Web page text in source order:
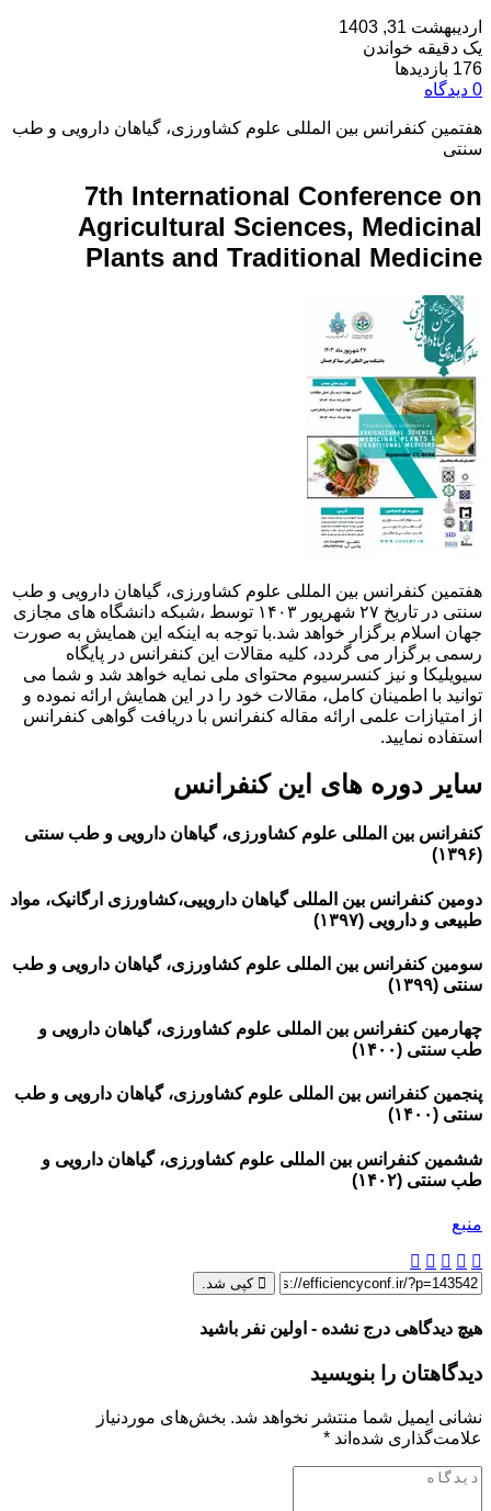
اردیبهشت 31, 1403
یک دقیقه خواندن
176 بازدیدها
0 دیدگاه
هفتمین کنفرانس بین المللی علوم کشاورزی، گیاهان دارویی و طب
سنتی
7th International Conference on
Agricultural Sciences, Medicinal
Plants and Traditional Medicine
هفتمین کنفرانس بین المللی علوم کشاورزی، گیاهان دارویی و طب
سنتی در تاریخ ۲۷ شهریور ۱۴۰۳ توسط ،شبکه دانشگاه های مجازی
جهان اسلام برگزار خواهد شد.با توجه به اینکه این همایش به صورت
رسمی برگزار می گردد، کلیه مقالات این کنفرانس در پایگاه
سیویلیکا و نیز کنسرسیوم محتوای ملی نمایه خواهد شد و شما می
توانید با اطمینان کامل، مقالات خود را در این همایش ارائه نموده و
از امتیازات علمی ارائه مقاله کنفرانس با دریافت گواهی کنفرانس
استفاده نمایید.
سایر دوره های این کنفرانس
کنفرانس بین المللی علوم کشاورزی، گیاهان دارویی و طب سنتی
(۱۳۹۶)
دومین کنفرانس بین المللی گیاهان داروییی،کشاورزی ارگانیک، مواد
طبیعی و دارویی (۱۳۹۷)
سومین کنفرانس بین المللی علوم کشاورزی، گیاهان دارویی و طب
سنتی (۱۳۹۹)
چهارمین کنفرانس بین المللی علوم کشاورزی، گیاهان دارویی و
طب سنتی (۱۴۰۰)
پنجمین کنفرانس بین المللی علوم کشاورزی، گیاهان دارویی و طب
سنتی (۱۴۰۰)
ششمین کنفرانس بین المللی علوم کشاورزی، گیاهان دارویی و
طب سنتی (۱۴۰۲)
منبع
کپی شد.
هیچ دیدگاهی درج نشده - اولین نفر باشید
دیدگاهتان را بنویسید
نشانی ایمیل شما منتشر نخواهد شد. بخش‌های موردنیاز
علامت‌گذاری شده‌اند *